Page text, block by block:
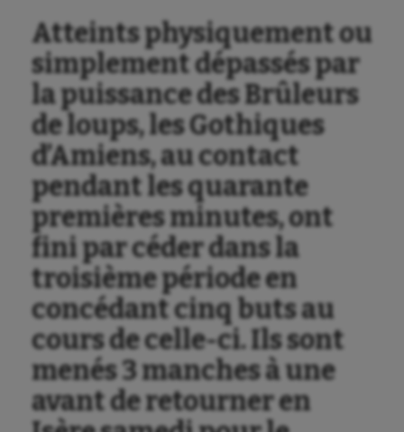
Atteints physiquement ou
simplement dépassés par
la puissance des Brûleurs
de loups, les Gothiques
d’Amiens, au contact
pendant les quarante
premières minutes, ont
fini par céder dans la
troisième période en
concédant cinq buts au
cours de celle-ci. Ils sont
menés 3 manches à une
avant de retourner en